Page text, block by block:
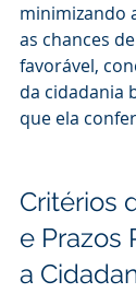
minimizando
as chances
favorável,
da cidadania
que ela
Critérios
e Prazos
a